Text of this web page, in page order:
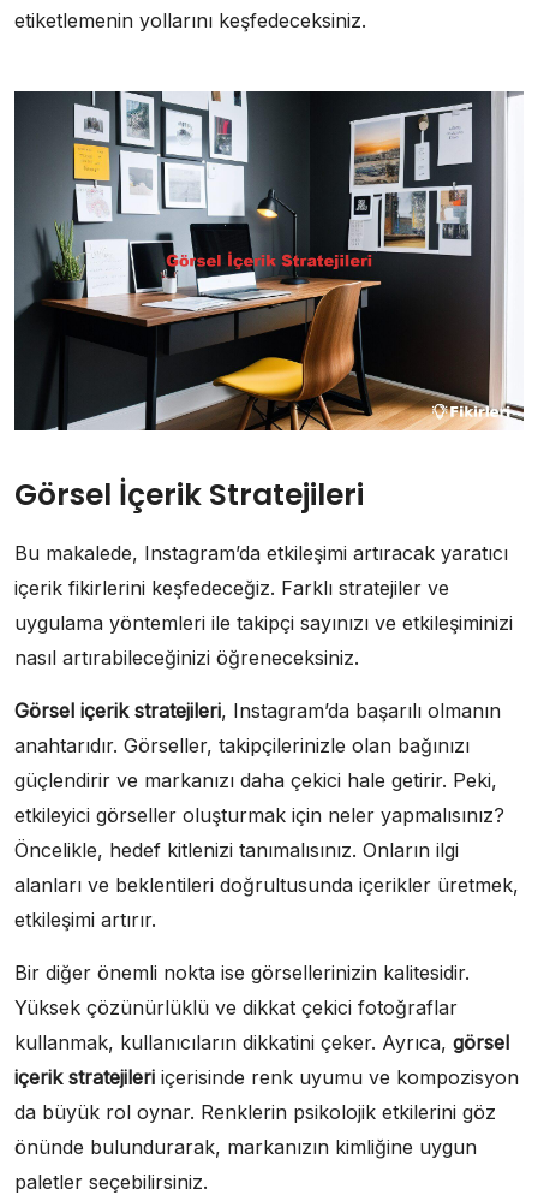
etiketlemenin yollarını keşfedeceksiniz.
Görsel İçerik Stratejileri
Bu makalede, Instagram’da etkileşimi artıracak yaratıcı
içerik fikirlerini keşfedeceğiz. Farklı stratejiler ve
uygulama yöntemleri ile takipçi sayınızı ve etkileşiminizi
nasıl artırabileceğinizi öğreneceksiniz.
Görsel içerik stratejileri, Instagram’da başarılı olmanın
anahtarıdır. Görseller, takipçilerinizle olan bağınızı
güçlendirir ve markanızı daha çekici hale getirir. Peki,
etkileyici görseller oluşturmak için neler yapmalısınız?
Öncelikle, hedef kitlenizi tanımalısınız. Onların ilgi
alanları ve beklentileri doğrultusunda içerikler üretmek,
etkileşimi artırır.
Bir diğer önemli nokta ise görsellerinizin kalitesidir.
Yüksek çözünürlüklü ve dikkat çekici fotoğraflar
kullanmak, kullanıcıların dikkatini çeker. Ayrıca, görsel
içerik stratejileri içerisinde renk uyumu ve kompozisyon
da büyük rol oynar. Renklerin psikolojik etkilerini göz
önünde bulundurarak, markanızın kimliğine uygun
paletler seçebilirsiniz.